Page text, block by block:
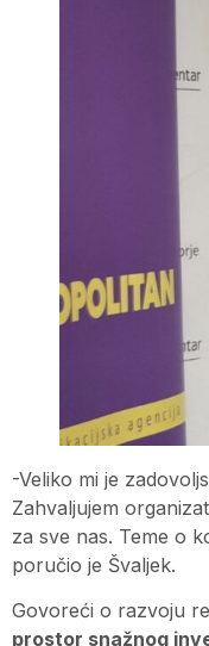
-Veliko mi je
Zahvaljujem
za sve nas. Teme o
poručio je Švaljek.
Govoreći o razvoju
prostor snažnog